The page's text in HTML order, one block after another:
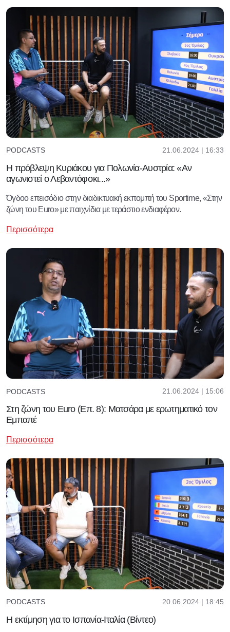
PODCASTS 21.06.2024 | 16:33
Η πρόβλεψη Κυριάκου για Πολωνία-Αυστρία: «Αν
αγωνιστεί ο Λεβαντόφσκι...»
Όγδοο επεισόδιο στην διαδικτυακή εκπομπή του Sportime, «Στην
ζώνη του Euro» με παιχνίδια με τεράστιο ενδιαφέρον.
Περισσότερα
PODCASTS 21.06.2024 | 15:06
Στη ζώνη του Euro (Επ. 8): Ματσάρα με ερωτηματικό τον
Εμπαπέ
Περισσότερα
PODCASTS 20.06.2024 | 18:45
Η εκτίμηση για το Ισπανία-Ιταλία (Βίντεο)